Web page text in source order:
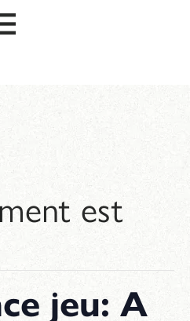
est
jeu: A